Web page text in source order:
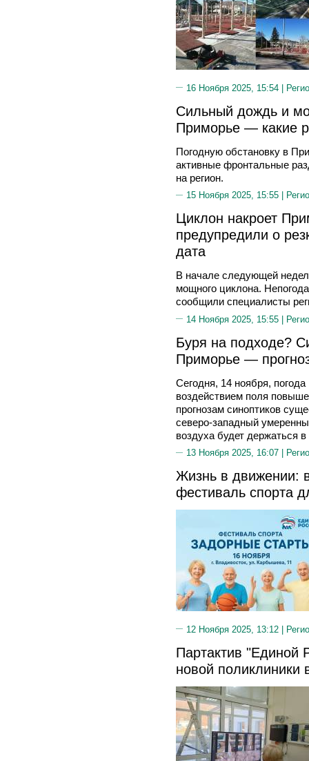
16 Ноября 2025, 15:54 |
Сильный дождь и
Приморье — какие
Погодную обстановку в
активные фронтальные
на регион.
15 Ноября 2025, 15:55 |
Циклон накроет
предупредили о
дата
В начале следующей
мощного циклона.
сообщили специалисты
14 Ноября 2025, 15:55 |
Буря на подходе?
Приморье —
Сегодня, 14 ноября,
воздействием поля
прогнозам синоптиков
северо-западный
воздуха будет держаться
13 Ноября 2025, 16:07 |
Жизнь в движении:
фестиваль спорта
12 Ноября 2025, 13:12 |
Партактив "Единой
новой поликлиники